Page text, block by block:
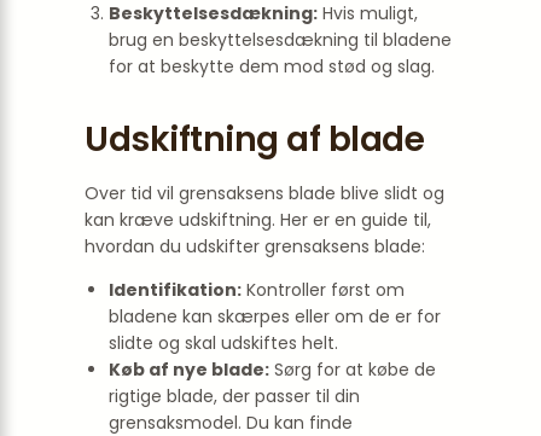
Beskyttelsesdækning: Hvis muligt,
brug en beskyttelsesdækning til bladene
for at beskytte dem mod stød og slag.
Udskiftning af blade
Over tid vil grensaksens blade blive slidt og
kan kræve udskiftning. Her er en guide til,
hvordan du udskifter grensaksens blade:
Identifikation: Kontroller først om
bladene kan skærpes eller om de er for
slidte og skal udskiftes helt.
Køb af nye blade: Sørg for at købe de
rigtige blade, der passer til din
grensaksmodel. Du kan finde